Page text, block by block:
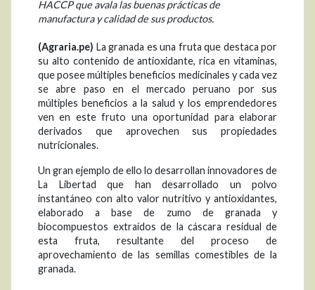
HACCP que avala las buenas prácticas de
manufactura y calidad de sus productos.
(Agraria.pe) La granada es una fruta que destaca por
su alto contenido de antioxidante, rica en vitaminas,
que posee múltiples beneficios medicinales y cada vez
se abre paso en el mercado peruano por sus
múltiples beneficios a la salud y los emprendedores
ven en este fruto una oportunidad para elaborar
derivados que aprovechen sus propiedades
nutricionales.
Un gran ejemplo de ello lo desarrollan innovadores de
La Libertad que han desarrollado un polvo
instantáneo con alto valor nutritivo y antioxidantes,
elaborado a base de zumo de granada y
biocompuestos extraídos de la cáscara residual de
esta fruta, resultante del proceso de
aprovechamiento de las semillas comestibles de la
granada.